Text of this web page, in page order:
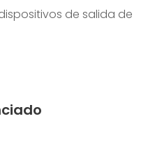
de salida de